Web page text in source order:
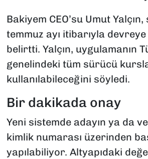
Bakiyem CEO’su Umut
temmuz ayı itibarıyla
belirtti. Yalçın, uygulamanın
genelindeki tüm sürücü
kullanılabileceğini söyledi.
Bir dakikada onay
Yeni sistemde adayın ya da
kimlik numarası üzerinden
yapılabiliyor. Altyapıdaki